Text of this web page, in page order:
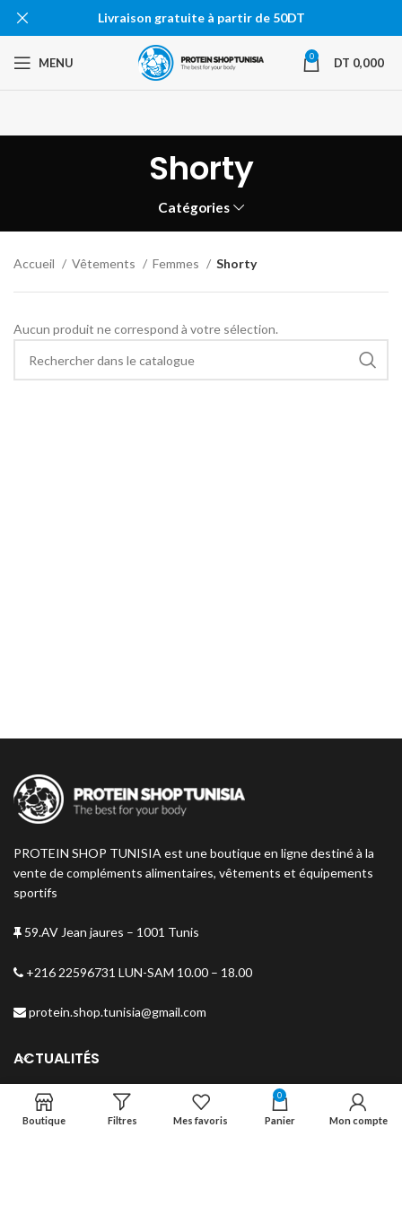
MENU 0 DT 0,000
Shorty
Catégories
Accueil Vêtements Femmes Shorty
Aucun produit ne correspond à votre sélection.
PROTEIN SHOP TUNISIA est une boutique en ligne destiné à la
vente de compléments alimentaires, vêtements et équipements
sportifs
59.AV Jean jaures – 1001 Tunis
+216 22596731 LUN-SAM 10.00 – 18.00
protein.shop.tunisia@gmail.com
ACTUALITÉS
MENU
Livraison gratuite à partir de 50DT
Boutique Filtres Mes favoris
0
Panier Mon compte